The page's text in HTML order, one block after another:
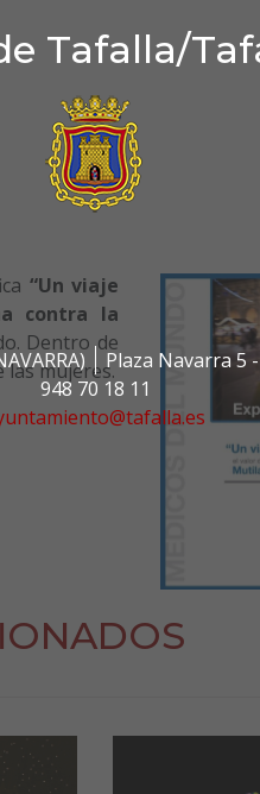
Tafalla/
Plaza Navarra 5
948 70 18 11
“Un viaje
contra la
Dentro de
las mujeres.